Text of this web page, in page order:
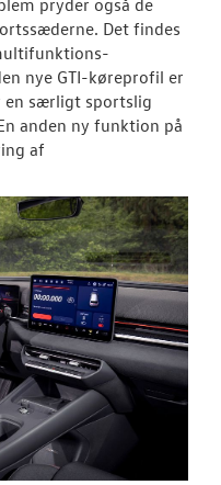
pryder også de
Det findes
nye GTI-køreprofil er
en særligt sportslig
anden ny funktion på
af